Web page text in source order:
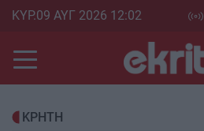
Skip
main
content
ΚΥΡ.09 ΑΥΓ 2026 12:02
ΚΡΗΤΗ